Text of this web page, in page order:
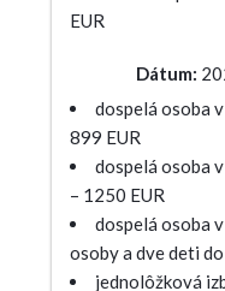
EUR
Dátum:
dospelá osoba
899 EUR
dospelá osoba
– 1250 EUR
dospelá osoba
osoby a dve deti
jednolôžková